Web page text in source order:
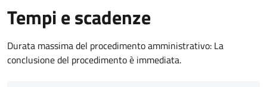
Tempi e scadenze
Durata massima del procedimento amministrativo: La
conclusione del procedimento è immediata.